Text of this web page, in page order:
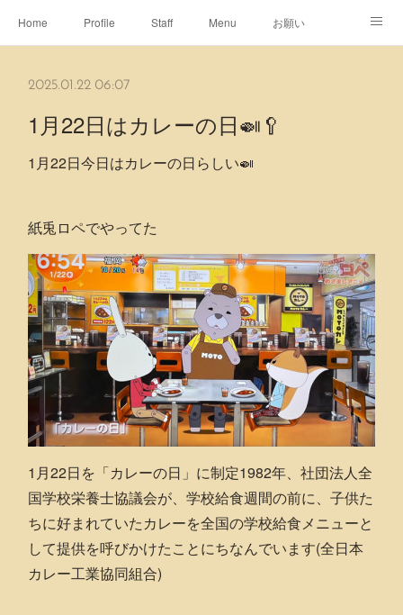
Home Profile Staff Menu お願い
2025.01.22 06:07
1月22日はカレーの日🍛🥄
1月22日今日はカレーの日らしい🍛
紙兎ロペでやってた
1月22日を「カレーの日」に制定1982年、社団法人全
国学校栄養士協議会が、学校給食週間の前に、子供た
ちに好まれていたカレーを全国の学校給食メニューと
して提供を呼びかけたことにちなんでいます(全日本
カレー工業協同組合)